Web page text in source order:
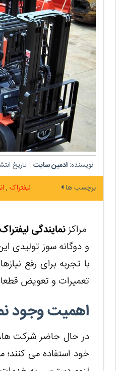
نویسنده: ادمین سایت تاریخ
برچسب ها لیفتراک
مراکزنمایندگی
و دوگانه سوز تولیدی
با تجربه برای رفع
تعمیرات و تعویض
اهمیت وجود
در حال حاضر شرکت ها،
خود استفاده می